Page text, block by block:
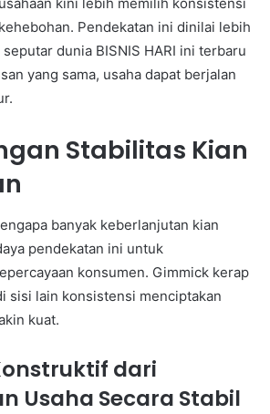
kini lebih memilih konsistensi
Pendekatan ini dinilai lebih
dunia BISNIS HARI ini terbaru
yang sama, usaha dapat berjalan
Stabilitas Kian
banyak keberlanjutan kian
pendekatan ini untuk
konsumen. Gimmick kerap
sisi lain konsistensi menciptakan
kuat.
dari
Usaha Secara Stabil